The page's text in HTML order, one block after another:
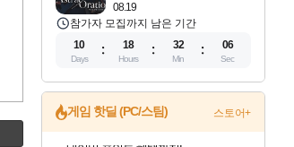
08.19
참가자 모집까지 남은 기간
10
Days
18
Hours
32
Min
05
Sec
게임 핫딜 (PC/스팀) 스토어+